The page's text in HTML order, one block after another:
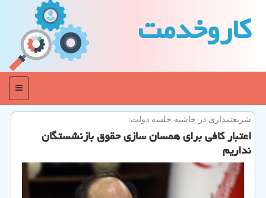
كاروخدمت
منو
شریعتمداری در حاشیه جلسه دولت:
اعتبار كافی برای همسان سازی حقوق بازنشستگان
نداریم